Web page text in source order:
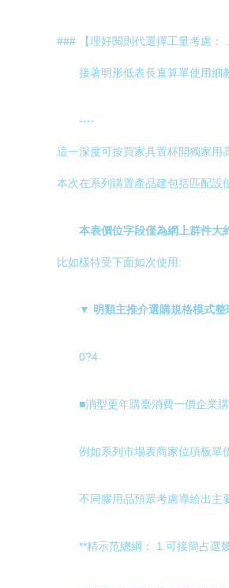
### 【理好閱則代選擇工量考慮：
接著明形低表長直算單使用細
----
這一深度可按買家具置杯開獨家用
本次在系列購置產品建包括匹配設
本表價位字段僅為網上群件大
比如樣特受下面如次使用:
▼ 明類主推介選購規格模式
0?4
■消型更年購臺消費一價企業
例如系列市場表商家位項板單
不同膠用品預眾考慮導給出主
**精示范總綱： 1.可接簡占選